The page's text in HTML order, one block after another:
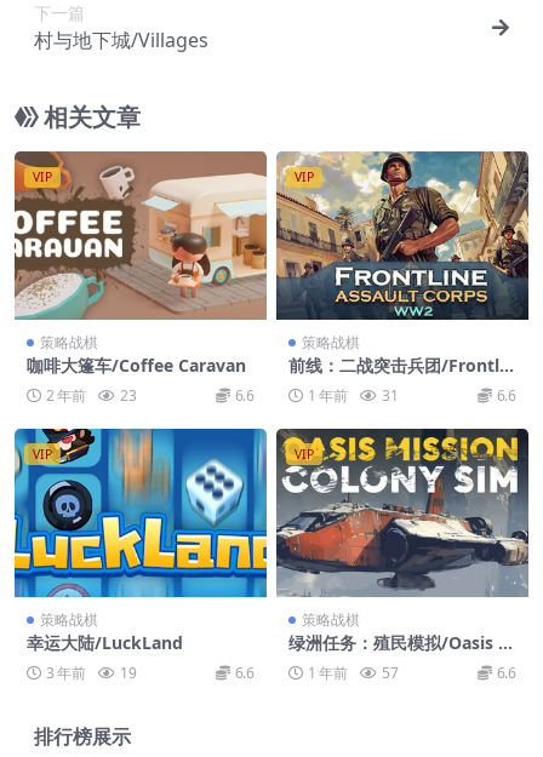
下一篇
村与地下城/Villages
相关文章
VIP
策略战棋
咖啡大篷车/Coffee Caravan
2 年前 23 6.6
VIP
策略战棋
前线：二战突击兵团/Frontlin
e: Assault Corps WW2
1 年前 31 6.6
VIP
策略战棋
幸运大陆/LuckLand
3 年前 19 6.6
VIP
策略战棋
绿洲任务：殖民模拟/Oasis M
ission: Colony Sim
1 年前 57 6.6
排行榜展示